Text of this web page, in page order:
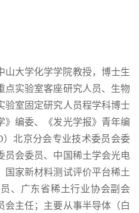
山大学化学学院教授，博士生
点实验室客座研究人员、生物
验室固定研究人员程学科博士
》编委、《发光学报》青年编
）北京分会专业技术委员会委
员会委员、中国稀土学会光电
国家新材料测试评价平台稀土
、广东省稀土行业协会副会
会主任； 主要从事半导体（白